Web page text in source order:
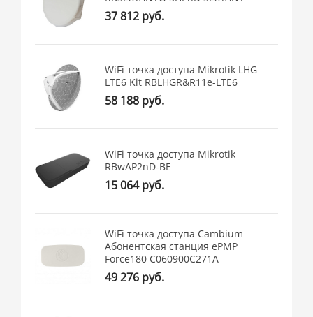
37 812 руб.
WiFi точка доступа Mikrotik LHG
LTE6 Kit RBLHGR&R11e-LTE6
58 188 руб.
WiFi точка доступа Mikrotik
RBwAP2nD-BE
15 064 руб.
WiFi точка доступа Cambium
Абонентская станция ePMP
Force180 C060900C271A
49 276 руб.